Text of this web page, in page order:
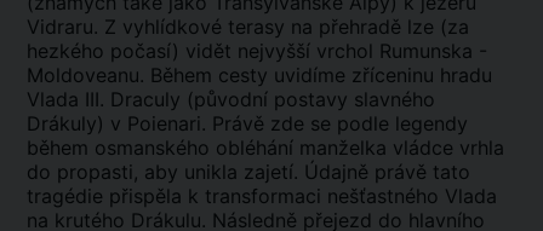
Vidraru. Z vyhlídkové terasy na přehradě lze (za
hezkého počasí) vidět nejvyšší vrchol Rumunska -
Moldoveanu. Během cesty uvidíme zříceninu hradu
Vlada III. Draculy (původní postavy slavného
Drákuly) v Poienari. Právě zde se podle legendy
během osmanského obléhání manželka vládce vrhla
do propasti, aby unikla zajetí. Údajně právě tato
tragédie přispěla k transformaci nešťastného Vlada
na krutého Drákulu. Následně přejezd do hlavního